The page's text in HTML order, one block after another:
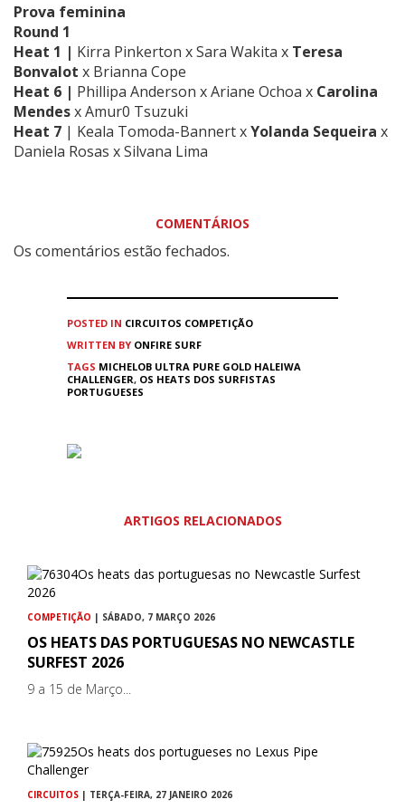
Prova feminina
Round 1
Heat 1 | Kirra Pinkerton x Sara Wakita x Teresa
Bonvalot x Brianna Cope
Heat 6 | Phillipa Anderson x Ariane Ochoa x Carolina
Mendesx Amur0 Tsuzuki
Heat 7 | Keala Tomoda-Bannert xYolanda Sequeira x
Daniela Rosas x Silvana Lima
COMENTÁRIOS
Os comentários estão fechados.
POSTED IN CIRCUITOS COMPETIÇÃO
WRITTEN BY ONFIRE SURF
TAGS MICHELOB ULTRA PURE GOLD HALEIWA
CHALLENGER, OS HEATS DOS SURFISTAS
PORTUGUESES
ARTIGOS RELACIONADOS
COMPETIÇÃO | SÁBADO, 7 MARÇO 2026
OS HEATS DAS PORTUGUESAS NO NEWCASTLE
SURFEST 2026
9 a 15 de Março...
CIRCUITOS | TERÇA-FEIRA, 27 JANEIRO 2026